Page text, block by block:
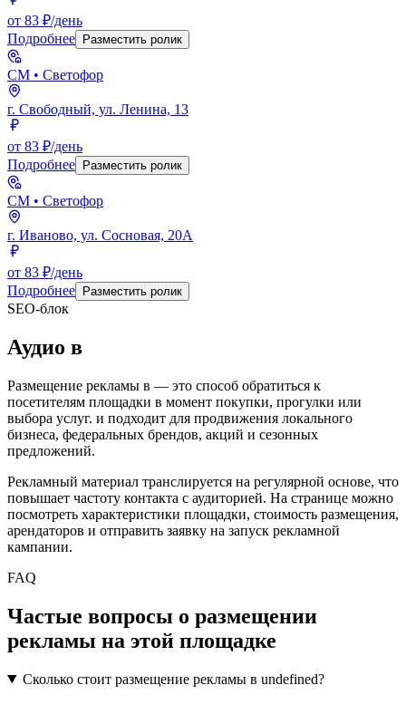
от 83 ₽/день
Подробнее
Разместить ролик
СМ • Светофор
г. Свободный, ул. Ленина, 13
от 83 ₽/день
Подробнее
Разместить ролик
СМ • Светофор
г. Иваново, ул. Сосновая, 20А
от 83 ₽/день
Подробнее
Разместить ролик
SEO-блок
Аудио в
Размещение рекламы в — это способ обратиться к
посетителям площадки в момент покупки, прогулки или
выбора услуг. и подходит для продвижения локального
бизнеса, федеральных брендов, акций и сезонных
предложений.
Рекламный материал транслируется на регулярной основе, что
повышает частоту контакта с аудиторией. На странице можно
посмотреть характеристики площадки, стоимость размещения,
арендаторов и отправить заявку на запуск рекламной
кампании.
FAQ
Частые вопросы о размещении
рекламы на этой площадке
Сколько стоит размещение рекламы в undefined?